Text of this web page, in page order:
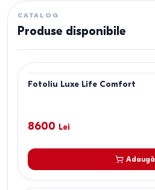
CATALOG
Produse disponibile
Fotoliu Luxe Life Comfort
8600 Lei
Adaugă